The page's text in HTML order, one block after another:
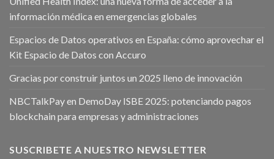
información médica en emergencias globales
Espacios de Datos operativos en España: cómo aprovechar el
Kit Espacio de Datos con Accuro
Gracias por construir juntos un 2025 lleno de innovación
NBCTalkPay en DemoDay ISBE 2025: potenciando pagos
blockchain para empresas y administraciones
SUSCRIBETE A NUESTRO NEWSLETTER